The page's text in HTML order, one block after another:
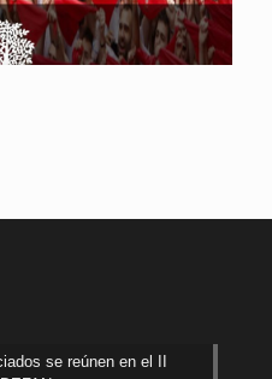
se reúnen en el II